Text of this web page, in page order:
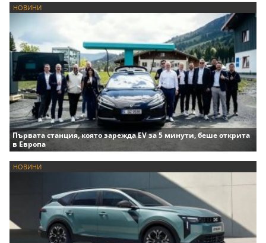
НОВИНИ
Първата станция, която зарежда EV за 5 минути, беше открита
в Европа
НОВИНИ